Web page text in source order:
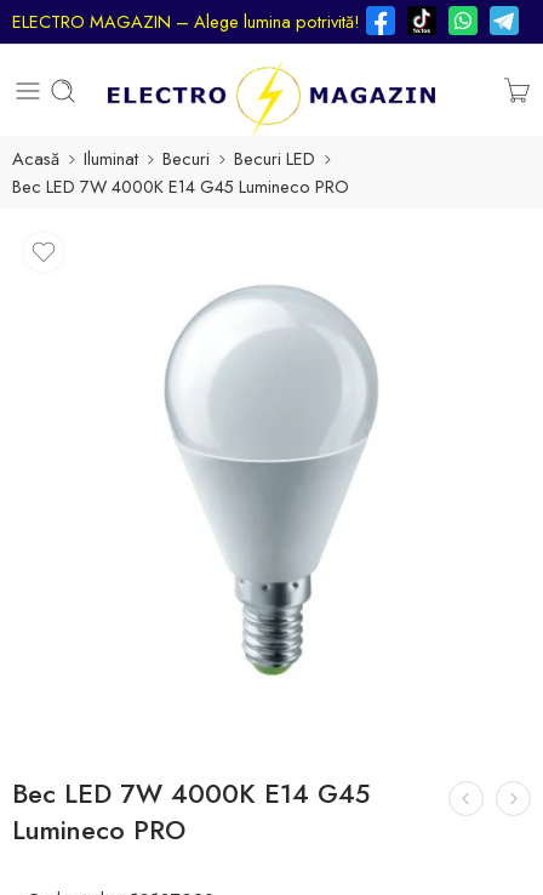
ELECTRO MAGAZIN – Alege lumina potrivită!
Acasă Iluminat Becuri
Becuri LED
Bec LED 7W 4000K E14 G45 Lumineco PRO
Bec LED 7W 4000K E14 G45
Lumineco PRO